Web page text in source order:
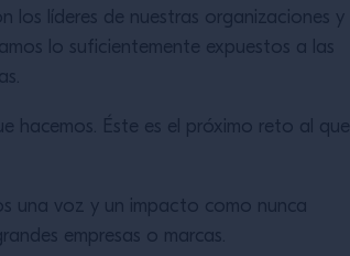
los líderes de nuestras organizaciones y
lo suficientemente expuestos a las
hacemos. Éste es el próximo reto al que
una voz y un impacto como nunca
empresas o marcas.